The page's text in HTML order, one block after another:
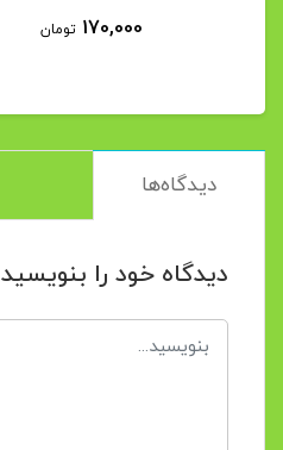
170,000 تومان
دیدگاه‌ها
دیدگاه خود را بنویسید